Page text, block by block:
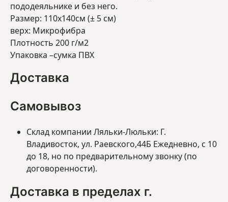
пододеяльнике и без него.
Размер: 110х140см (± 5 см)
верх: Микрофибра
Плотность 200 г/м2
Упаковка –сумка ПВХ
Доставка
Самовывоз
Склад компании Ляльки-Люльки: Г.
Владивосток, ул. Раевского,44Б Ежедневно, с 10
до 18, но по предварительному звонку (по
договоренности).
Доставка в пределах г.